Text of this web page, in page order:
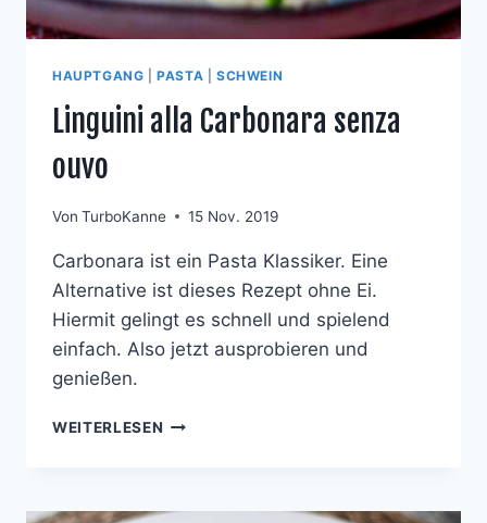
HAUPTGANG |PASTA SCHWEIN
Linguini alla Carbonara senza
ouvo
Von TurboKanne 15 Nov. 2019
Carbonara ist ein Pasta Klassiker. Eine
Alternative ist dieses Rezept ohne Ei.
Hiermit gelingt es schnell und spielend
einfach. Also jetzt ausprobieren und
genießen.
WEITERLESEN LINGUINI
OUVO